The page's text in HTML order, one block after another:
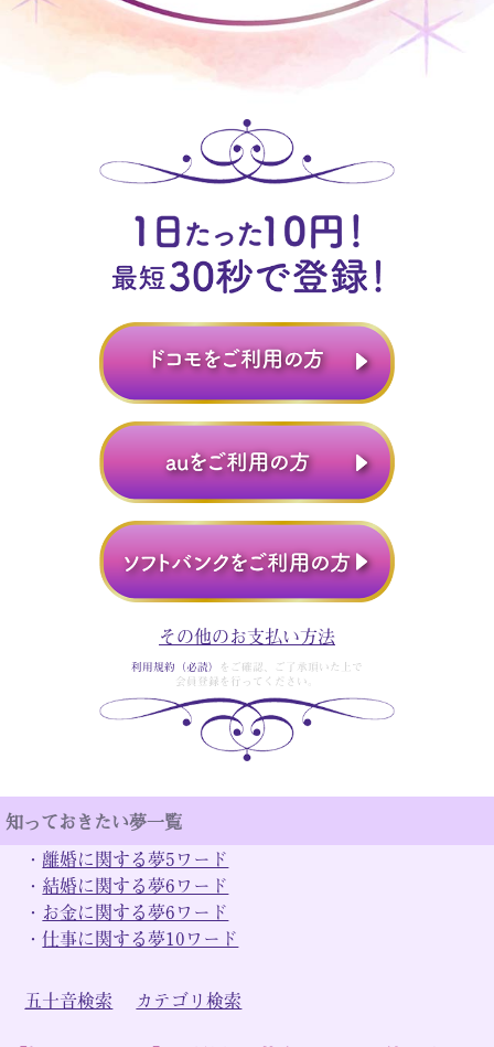
その他のお支払い方法
利用規約（必読）
をご確認、ご了承頂いた上で
会員登録を行ってください。
知っておきたい夢一覧
・ 離婚に関する夢5ワード
・ 結婚に関する夢6ワード
・ お金に関する夢6ワード
・仕事に関する夢10ワード
五十音検索 カテゴリ検索